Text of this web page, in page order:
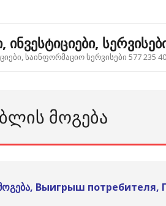
ინვესტიციები,
საინფორმაციო სერვისები 577 235
ᲛᲝᲒᲔᲑᲐ
Выигрыш